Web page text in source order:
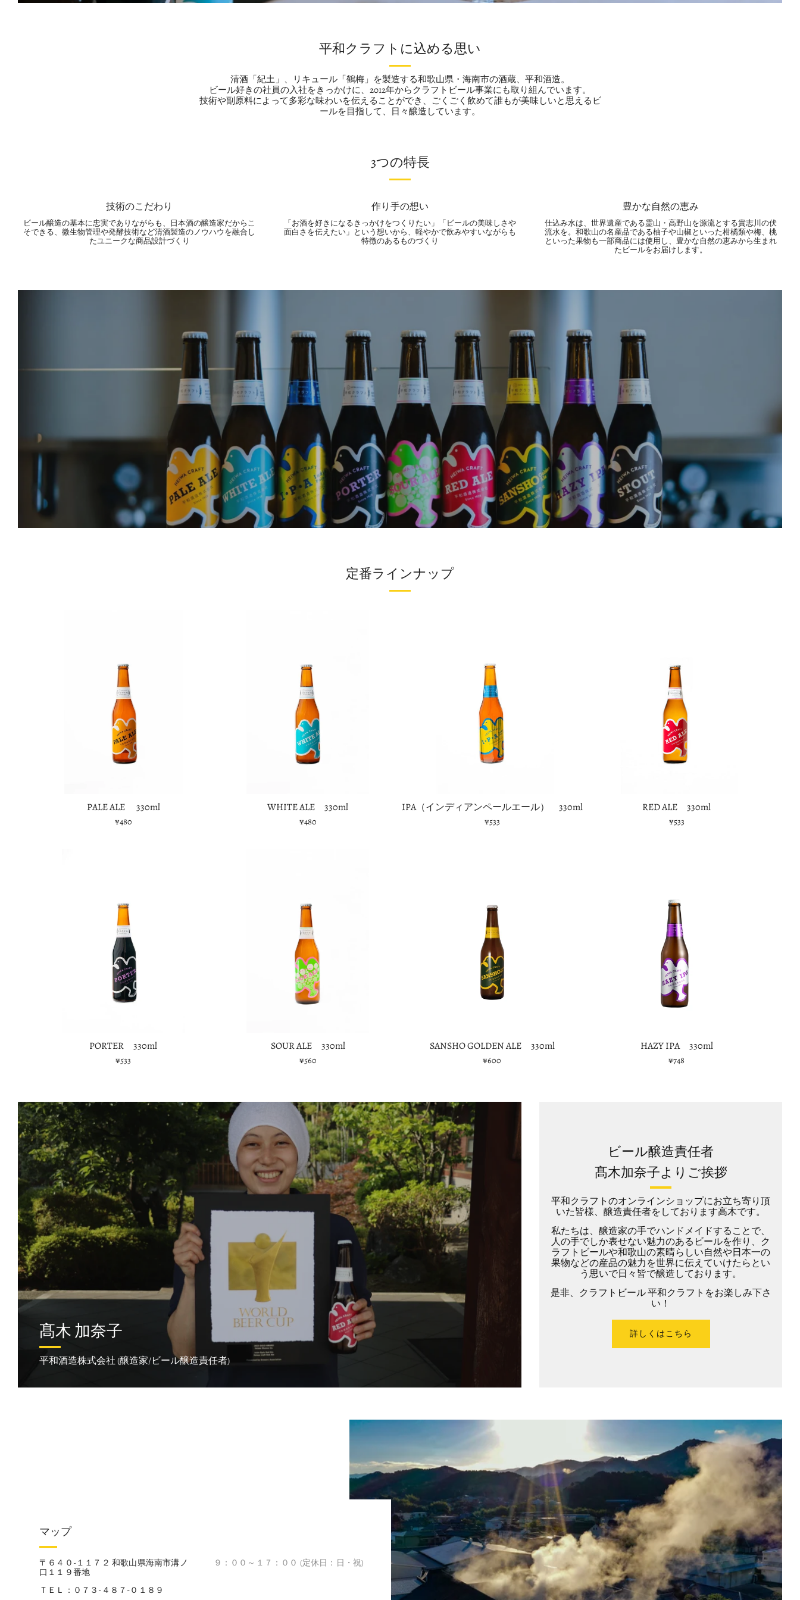
平和クラフトに込める思い
清酒「紀土」、リキュール「鶴梅」を製造する和歌山県・海南市の酒蔵、平和酒造。
ビール好きの社員の入社をきっかけに、2012年からクラフトビール事業にも取り組んでいます。
技術や副原料によって多彩な味わいを伝えることができ、ごくごく飲めて誰もが美味しいと思えるビ
ールを目指して、日々醸造しています。
3つの特長
技術のこだわり
ビール醸造の基本に忠実でありながらも、日本酒の醸造家だからこ
そできる、微生物管理や発酵技術など清酒製造のノウハウを融合し
たユニークな商品設計づくり
作り手の想い
「お酒を好きになるきっかけをつくりたい」「ビールの美味しさや
面白さを伝えたい」という想いから、軽やかで飲みやすいながらも
特徴のあるものづくり
豊かな自然の恵み
仕込み水は、世界遺産である霊山・高野山を源流とする貴志川の伏
流水を。和歌山の名産品である柚子や山椒といった柑橘類や梅、桃
といった果物も一部商品には使用し、豊かな自然の恵みから生まれ
たビールをお届けします。
定番ラインナップ
PALE ALE 330ml
¥480
WHITE ALE 330ml
¥480
IPA（インディアンペールエール） 330ml
¥533
RED ALE 330ml
¥533
PORTER 330ml
¥533
SOUR ALE 330ml
¥560
SANSHO GOLDEN ALE 330ml
¥600
HAZY IPA 330ml
¥748
髙木 加奈子
平和酒造株式会社 (醸造家/ビール醸造責任者)
ビール醸造責任者
髙木加奈子よりご挨拶
平和クラフトのオンラインショップにお立ち寄り頂
いた皆様、醸造責任者をしております高木です。
私たちは、醸造家の手でハンドメイドすることで、
人の手でしか表せない魅力のあるビールを作り、ク
ラフトビールや和歌山の素晴らしい自然や日本一の
果物などの産品の魅力を世界に伝えていけたらとい
う思いで日々皆で醸造しております。
是非、クラフトビール 平和クラフトをお楽しみ下さ
い！
詳しくはこちら
マップ
〒６４０-１１７２ 和歌山県海南市溝ノ
口１１９番地
ＴＥＬ：０７３-４８７-０１８９
９：００～１７：００ (定休日：日・祝)